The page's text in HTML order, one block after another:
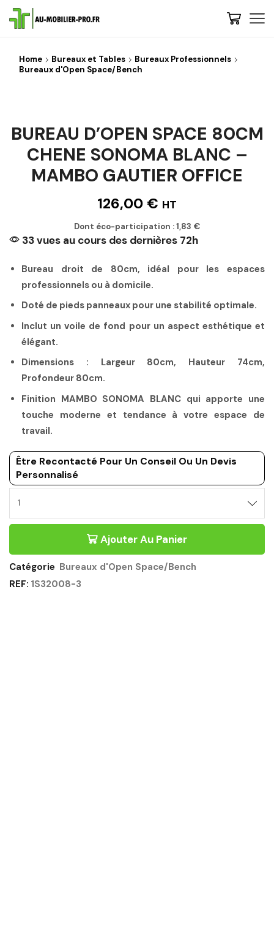
Home Bureaux et Tables
Bureaux Professionnels
Bureaux d'Open Space/Bench
BUREAU D’OPEN SPACE 80CM
CHENE SONOMA BLANC –
MAMBO GAUTIER OFFICE
126,00 € HT
Dont éco-participation :1,83 €
33 vues au cours des dernières 72h
Bureau droit de 80cm, idéal pour les espaces
professionnels ou à domicile.
Doté de pieds panneaux pour une stabilité optimale.
Inclut un voile de fond pour un aspect esthétique et
élégant.
Dimensions : Largeur 80cm, Hauteur 74cm,
Profondeur 80cm.
Finition MAMBO SONOMA BLANC qui apporte une
touche moderne et tendance à votre espace de
travail.
Être Recontacté Pour Un Conseil Ou Un Devis
Personnalisé
D'OPEN
80CM
SONOMA
BLANC
Ajouter Au Panier
Catégorie Bureaux d'Open Space/Bench
REF: 1S32008-3